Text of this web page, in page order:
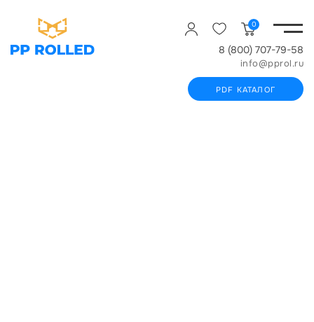
0
8 (800) 707-79-58
info@pprol.ru
PDF КАТАЛОГ